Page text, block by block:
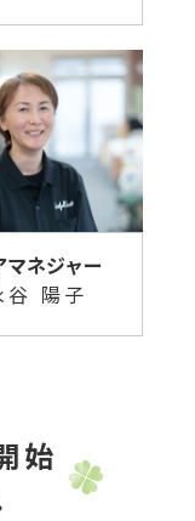
マネジャー
谷 陽子
始